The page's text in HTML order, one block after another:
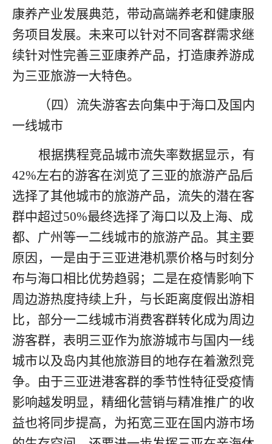
康养产业发展典范，带动高端养老和健康服
务项目发展。未来可以针对不同客群需求继
续针对性完善三亚康养产品，打造康养游成
为三亚旅游一大特色。
（四）流失游客去向集中于海口及国内
一线城市
根据携程竞品城市流失率数据显示，有
42%左右的游客在浏览了三亚的旅游产品后
选择了其他城市的旅游产品，流失的潜在客
群中超过50%最终选择了海口以及上海、成
都、广州等一二线城市的旅游产品。其主要
原因，一是由于三亚进港机票价格与时刻分
布与海口相比优势趋弱；二是在疫情影响下
周边游热度持续上升，与长距离度假出游相
比，部分一二线城市消费客群转化成为周边
游客群，表明三亚作为旅游城市与国内一线
城市以及岛内其他旅游目的地存在着激烈竞
争。由于三亚进港客群的季节性特征受疫情
影响越发明显，精细化营销与精准推广的收
益也将同步提高，为拓宽三亚在国内游市场